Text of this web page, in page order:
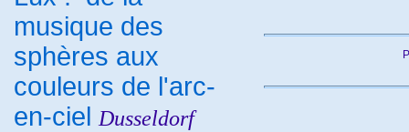
musique des
sphères aux
couleurs de l'arc-
en-ciel Dusseldorf